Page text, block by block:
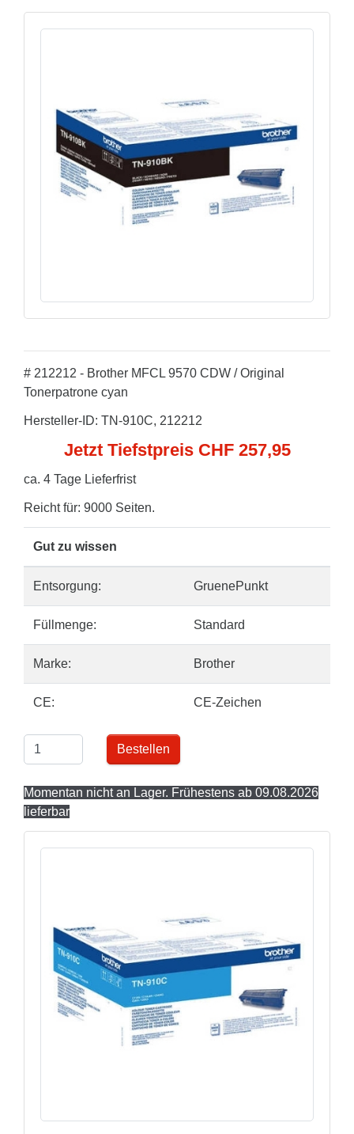
# 212212 - Brother MFCL 9570 CDW / Original
Tonerpatrone cyan
Hersteller-ID: TN-910C, 212212
Jetzt Tiefstpreis CHF 257,95
ca. 4 Tage Lieferfrist
Reicht für: 9000 Seiten.
Gut zu wissen
Entsorgung: GruenePunkt
Füllmenge: Standard
Marke: Brother
CE: CE-Zeichen
Bestellen
Momentan nicht an Lager. Frühestens ab 09.08.2026
lieferbar